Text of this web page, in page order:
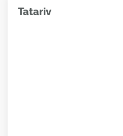
Tatariv